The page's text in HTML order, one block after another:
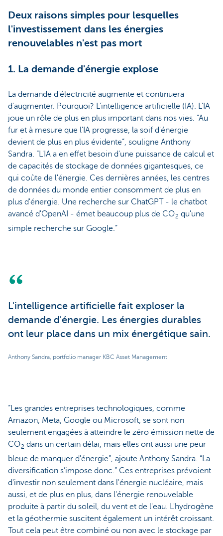
Deux raisons simples pour lesquelles
l'investissement dans les énergies
renouvelables n'est pas mort
1. La demande d'énergie explose
La demande d'électricité augmente et continuera
d'augmenter. Pourquoi? L’intelligence artificielle (IA). L'IA
joue un rôle de plus en plus important dans nos vies. “Au
fur et à mesure que l'IA progresse, la soif d'énergie
devient de plus en plus évidente”, souligne Anthony
Sandra. “L'IA a en effet besoin d'une puissance de calcul et
de capacités de stockage de données gigantesques, ce
qui coûte de l'énergie. Ces dernières années, les centres
de données du monde entier consomment de plus en
plus d'énergie. Une recherche sur ChatGPT - le chatbot
avancé d'OpenAI - émet beaucoup plus de CO2 qu'une
simple recherche sur Google.”
L'intelligence artificielle fait exploser la
demande d'énergie. Les énergies durables
ont leur place dans un mix énergétique sain.
Anthony Sandra, portfolio manager KBC Asset Management
“Les grandes entreprises technologiques, comme
Amazon, Meta, Google ou Microsoft, se sont non
seulement engagées à atteindre le zéro émission nette de
CO2 dans un certain délai, mais elles ont aussi une peur
bleue de manquer d'énergie”, ajoute Anthony Sandra. “La
diversification s’impose donc.” Ces entreprises prévoient
d'investir non seulement dans l'énergie nucléaire, mais
aussi, et de plus en plus, dans l'énergie renouvelable
produite à partir du soleil, du vent et de l'eau. L'hydrogène
et la géothermie suscitent également un intérêt croissant.
Tout cela peut être combiné ou non avec le stockage par